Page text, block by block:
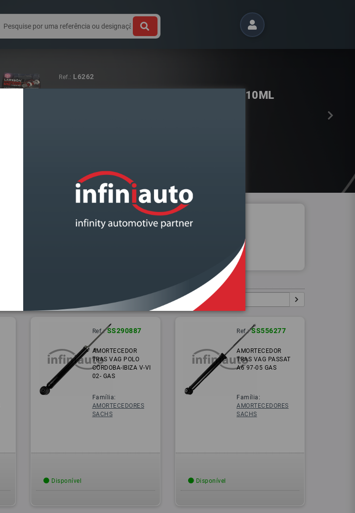
Ref.: 8W0941044
FAROL VAG A4 B9 2015- DIREITO BI XENON
Pesquisar:
Ref.: SS290887
AMORTECEDOR
TRAS VAG POLO
CORDOBA-IBIZA V-VI
02- GAS
Família:
AMORTECEDORES
SACHS
Disponível
Ref.: SS556277
AMORTECEDOR
TRAS VAG PASSAT
A6 97-05 GAS
Família:
AMORTECEDORES
SACHS
Disponível